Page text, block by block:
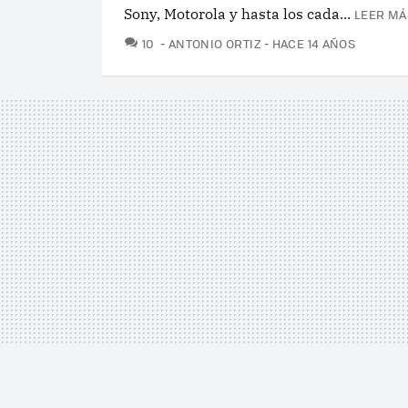
Sony, Motorola y hasta los cada... LEER
10 COMENTARIOS
ANTONIO ORTIZ HACE 14 AÑOS